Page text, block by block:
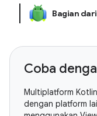
Bagian dari
Coba
Multiplatform
dengan platform